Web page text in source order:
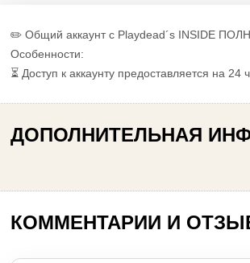
✏️ Общий аккаунт с Playdead´s INSIDE
Особенности:
⏳ Доступ к аккаунту предоставляется на 24
ДОПОЛНИТЕЛЬНАЯ
КОММЕНТАРИИ И